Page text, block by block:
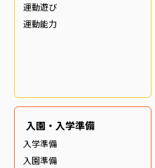
運動遊び
運動能力
入園・入学準備
入学準備
入園準備